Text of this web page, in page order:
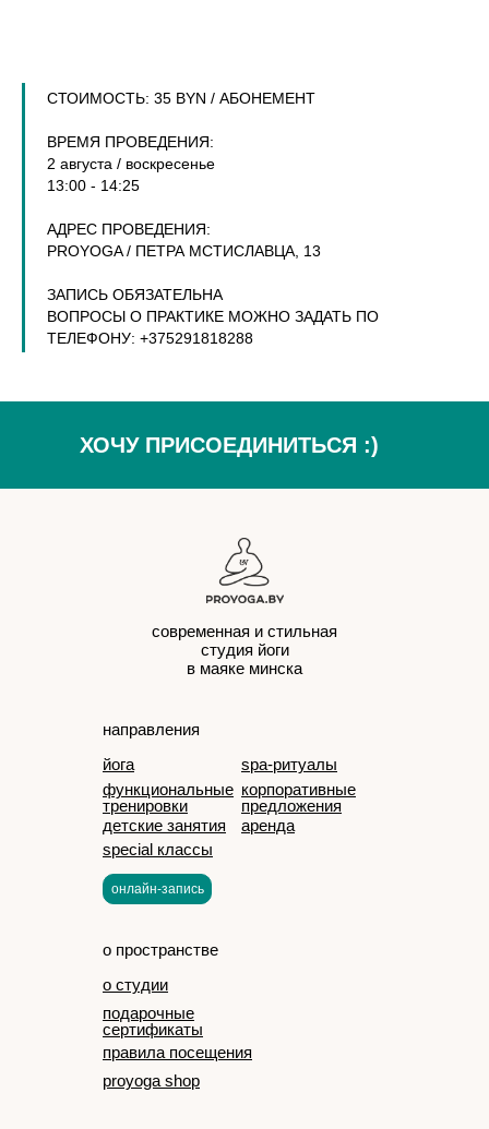
СТОИМОСТЬ: 35 BYN / АБОНЕМЕНТ
ВРЕМЯ ПРОВЕДЕНИЯ:
2 августа / воскресенье
13:00 - 14:25
АДРЕС ПРОВЕДЕНИЯ:
PROYOGA / ПЕТРА МСТИСЛАВЦА, 13
ЗАПИСЬ ОБЯЗАТЕЛЬНА
ВОПРОСЫ О ПРАКТИКЕ МОЖНО ЗАДАТЬ ПО
ТЕЛЕФОНУ: +375291818288
ХОЧУ ПРИСОЕДИНИТЬСЯ :)
функциональные
тренировки
детские занятия
special классы
о студии
подарочные
сертификаты
правила посещения
proyoga shop
корпоративные
предложения
аренда
spa-ритуалы
йога
направления
о пространстве
современная и стильная
студия йоги
в маяке минска
онлайн-запись